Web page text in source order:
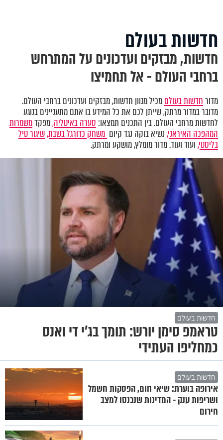
חדשות בעולם
חדשות, מבזקים ועדכונים על המתרחש
ברחבי העולם - אל תחמיצו
מדורחדשות בעולםמכיל מגוון חדשות, מבזקים ועדכונים ברחבי העולם.
מדובר במדור מרתק, שייתן לכם את כל המידע בו אתם מתעניינים בנוגע
לחדשות מרחבי העולם. בין התכנים תמצאו: סערה באיטליה,מפקדמשמרות
המהפכה האיראני,נשיא בוקה נגד קיום משחק כדורגל בשבת,שיגור טיל
בליסטי,ועוד ועוד. מדור מומלץ, מושקע ומרתק.
חדשות בעולם
טראמפ סימן יורש: תומך בג'י די ואנס
כמחליפו העתידי
חדשות בעולם
אירופה בוערת: שיאי חום, הפסקות חשמל
ושריפות ענק - המדינות שנכנסו למצב
חירום